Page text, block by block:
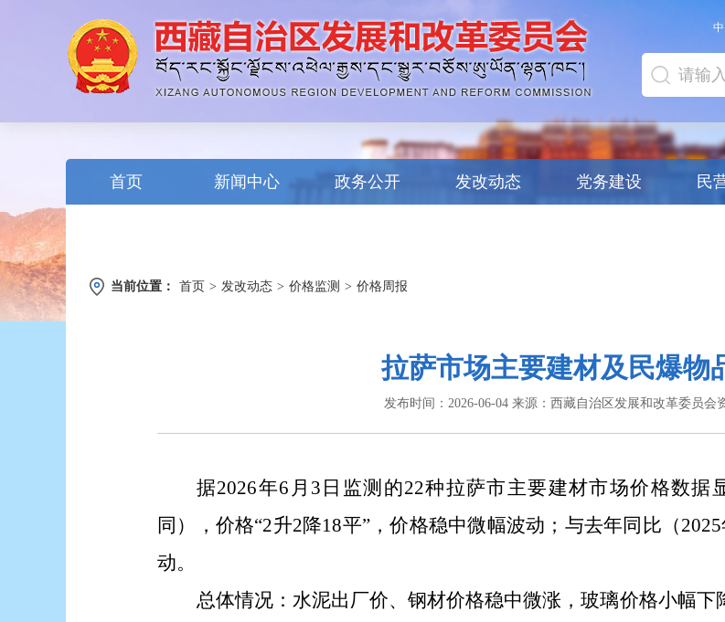
首页 新闻中心 政务公开 发改动态 党务建设 民
当前位置： 首页 > 发改动态 > 价格监测 > 价格周报
拉萨市场主要建材及民爆物
发布时间： 2026-06-04 来源： 西藏自治区发展和改革委员会
据2026年6月3日 监测的22种拉萨市主要建材市场价格数据
同），价格“2升2降18平”，价格稳中微幅波动 ；与去年同比（
动。
总体情况：水泥出厂价、钢材价格稳中微涨，玻璃价格小幅下